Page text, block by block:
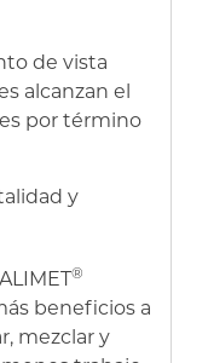
de vista
alcanzan el
por término
y
®
beneficios a
mezclar y